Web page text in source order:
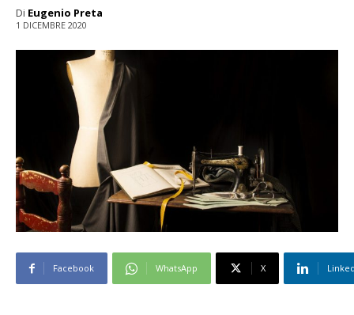
Di Eugenio Preta
1 DICEMBRE 2020
Facebook WhatsApp X